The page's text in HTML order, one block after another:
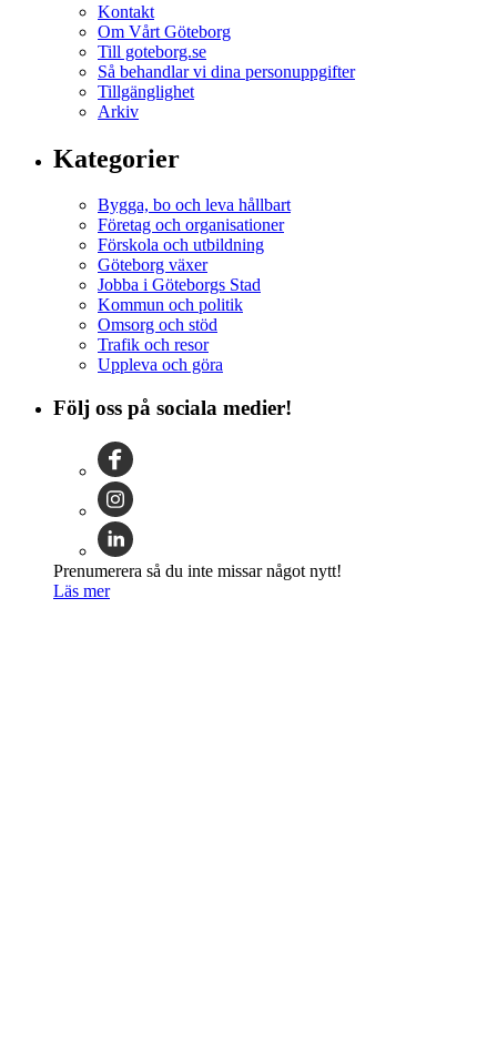
Kontakt
Om Vårt Göteborg
Till goteborg.se
Så behandlar vi dina personuppgifter
Tillgänglighet
Arkiv
Kategorier
Bygga, bo och leva hållbart
Företag och organisationer
Förskola och utbildning
Göteborg växer
Jobba i Göteborgs Stad
Kommun och politik
Omsorg och stöd
Trafik och resor
Uppleva och göra
Följ oss på sociala medier!
Prenumerera så du inte missar något nytt!
Läs mer